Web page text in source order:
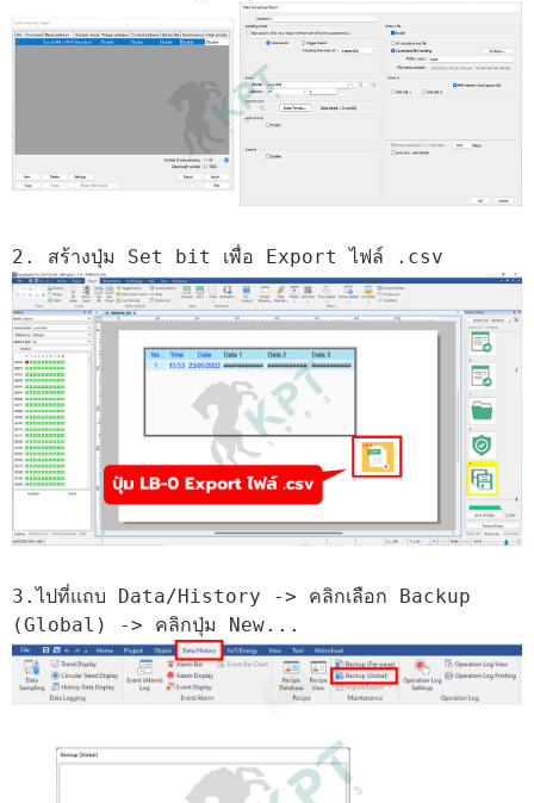
2. สร้างปุ่ม Set bit เพื่อ Export ไฟล์ .csv
3.ไปที่แถบ Data/History -> คลิกเลือก Backup
(Global) -> คลิกปุ่ม New...